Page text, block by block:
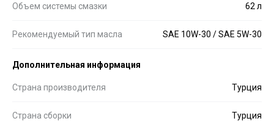
Объем системы смазки 62 л
Рекомендуемый тип масла SAE 10W-30 / SAE 5W-30
Дополнительная информация
Страна производителя Турция
Страна сборки Турция